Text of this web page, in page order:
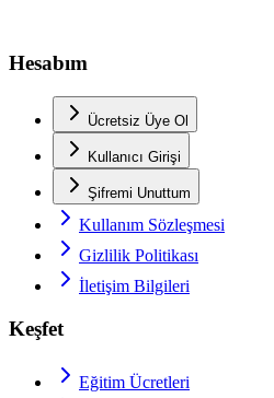
Hesabım
Ücretsiz Üye Ol
Kullanıcı Girişi
Şifremi Unuttum
Kullanım Sözleşmesi
Gizlilik Politikası
İletişim Bilgileri
Keşfet
Eğitim Ücretleri